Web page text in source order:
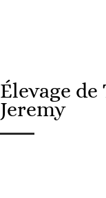
Élevage
Jeremy